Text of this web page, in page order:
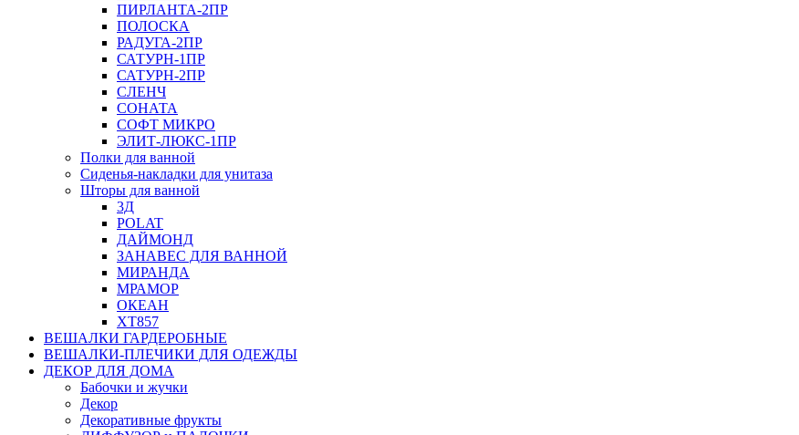
ПИРЛАНТА-2ПР
ПОЛОСКА
РАДУГА-2ПР
САТУРН-1ПР
САТУРН-2ПР
СЛЕНЧ
СОНАТА
СОФТ МИКРО
ЭЛИТ-ЛЮКС-1ПР
Полки для ванной
Сиденья-накладки для унитаза
Шторы для ванной
3Д
POLAT
ДАЙМОНД
ЗАНАВЕС ДЛЯ ВАННОЙ
МИРАНДА
МРАМОР
ОКЕАН
ХТ857
ВЕШАЛКИ ГАРДЕРОБНЫЕ
ВЕШАЛКИ-ПЛЕЧИКИ ДЛЯ ОДЕЖДЫ
ДЕКОР ДЛЯ ДОМА
Бабочки и жучки
Декор
Декоративные фрукты